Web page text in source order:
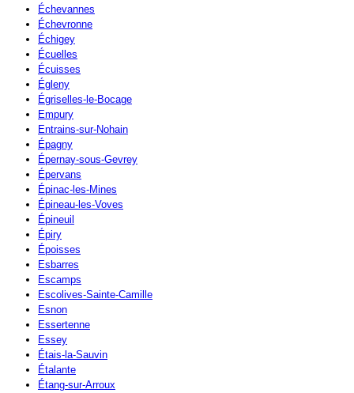
Échevannes
Échevronne
Échigey
Écuelles
Écuisses
Égleny
Égriselles-le-Bocage
Empury
Entrains-sur-Nohain
Épagny
Épernay-sous-Gevrey
Épervans
Épinac-les-Mines
Épineau-les-Voves
Épineuil
Épiry
Époisses
Esbarres
Escamps
Escolives-Sainte-Camille
Esnon
Essertenne
Essey
Étais-la-Sauvin
Étalante
Étang-sur-Arroux